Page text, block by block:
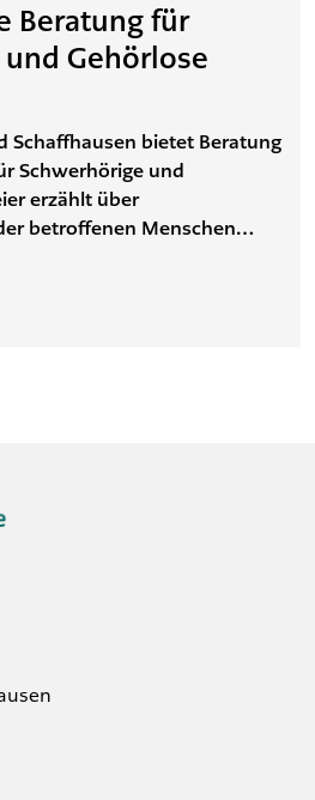
Beratung für
Gehörlose
Schaffhausen bietet Beratung
Schwerhörige und
erzählt über
betroffenen Menschen